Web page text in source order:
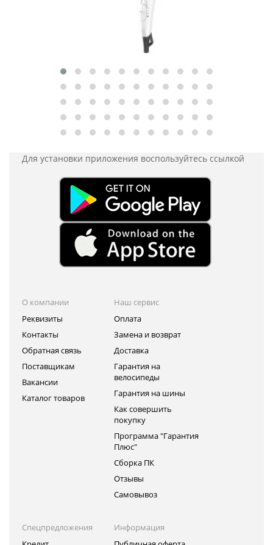
Для установки приложения воспользуйтесь ссылкой
О компании
Реквизиты
Контакты
Обратная связь
Поставщикам
Вакансии
Каталог товаров
Наш сервис
Оплата
Замена и возврат
Доставка
Гарантия на
велосипеды
Гарантия на шины
Как совершить
покупку
Программа "Гарантия
Плюс"
Сборка ПК
Отзывы
Самовывоз
Спецпредложения
Информация